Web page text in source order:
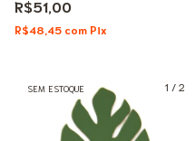
R$51,00
R$48,45 com Pix
1 / 2
SEM ESTOQUE